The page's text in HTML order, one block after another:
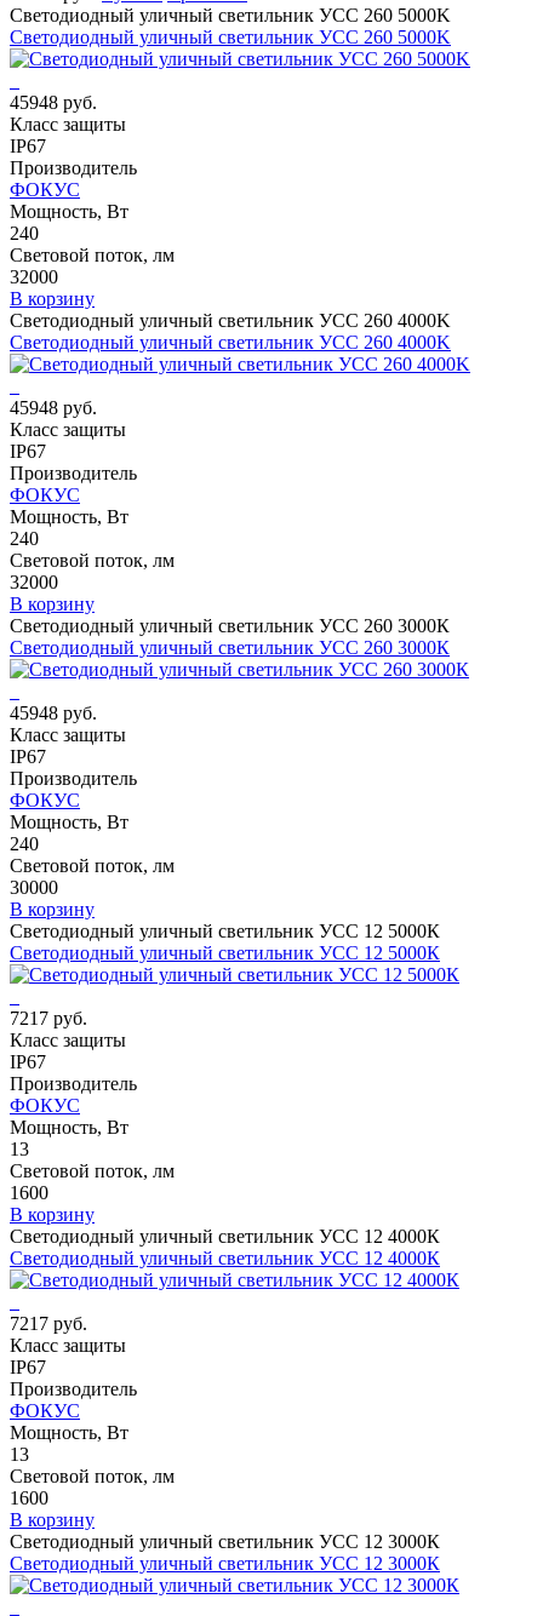
Светодиодный уличный светильник УСС 260 5000K
Светодиодный уличный светильник УСС 260 5000K
45948 руб.
Класс защиты
IP67
Производитель
ФОКУС
Мощность, Вт
240
Световой поток, лм
32000
В корзину
Светодиодный уличный светильник УСС 260 4000K
Светодиодный уличный светильник УСС 260 4000K
45948 руб.
Класс защиты
IP67
Производитель
ФОКУС
Мощность, Вт
240
Световой поток, лм
32000
В корзину
Светодиодный уличный светильник УСС 260 3000К
Светодиодный уличный светильник УСС 260 3000К
45948 руб.
Класс защиты
IP67
Производитель
ФОКУС
Мощность, Вт
240
Световой поток, лм
30000
В корзину
Светодиодный уличный светильник УСС 12 5000К
Светодиодный уличный светильник УСС 12 5000К
7217 руб.
Класс защиты
IP67
Производитель
ФОКУС
Мощность, Вт
13
Световой поток, лм
1600
В корзину
Светодиодный уличный светильник УСС 12 4000К
Светодиодный уличный светильник УСС 12 4000К
7217 руб.
Класс защиты
IP67
Производитель
ФОКУС
Мощность, Вт
13
Световой поток, лм
1600
В корзину
Светодиодный уличный светильник УСС 12 3000К
Светодиодный уличный светильник УСС 12 3000К